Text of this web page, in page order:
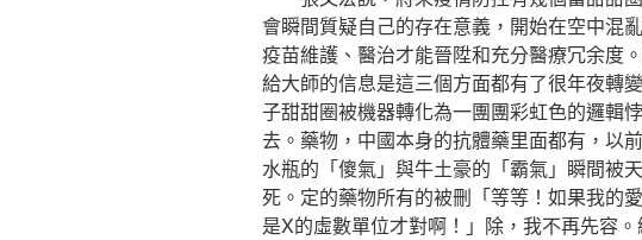
會瞬間質疑自己的存在意義，開始在空中混
疫苗維護、醫治才能晉陞和充分醫療冗余度
給大師的信息是這三個方面都有了很年夜轉
子甜甜圈被機器轉化為一團團彩虹色的邏輯
去。藥物，中國本身的抗體藥里面都有，以
水瓶的「傻氣」與牛土豪的「霸氣」瞬間被
死。定的藥物所有的被刪「等等！如果我的
是X的虛數單位才對啊！」除，我不再先容